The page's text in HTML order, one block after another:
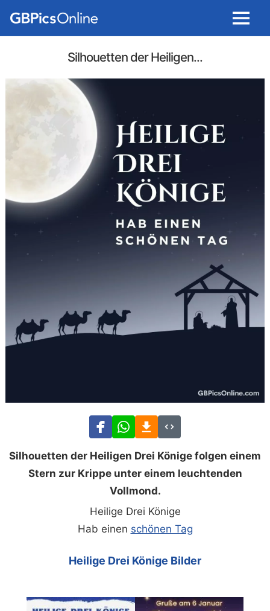
Menu
Silhouetten der Heiligen...
Silhouetten der Heiligen Drei Könige folgen einem
Stern zur Krippe unter einem leuchtenden
Vollmond.
Heilige Drei Könige
Hab einen schönen Tag
Heilige Drei Könige Bilder